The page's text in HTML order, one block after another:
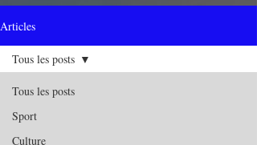
Articles
Tous les posts
Sport
Culture
Tous les posts